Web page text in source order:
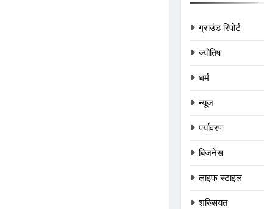
ग्राउंड रिपोर्ट
ज्योतिष
धर्म
न्यूज
पर्यावरण
बिजनेस
लाइफ स्टाइल
शख्सियत